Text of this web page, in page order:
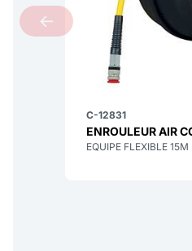
C-12831
ENROULEUR AIR
EQUIPE FLEXIBLE